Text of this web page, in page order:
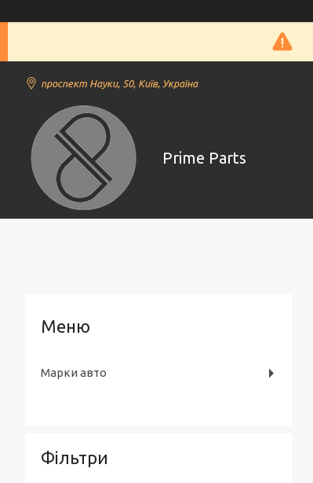
проспект Науки, 50, Київ, Україна
Prime Parts
Марки авто
Фільтри